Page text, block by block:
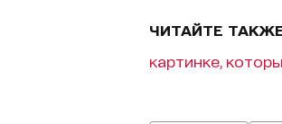
ЧИТАЙТЕ
картинке,